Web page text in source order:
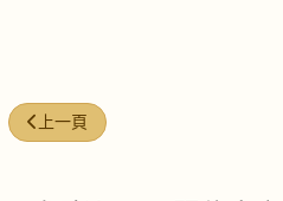
上一篇文章: 綠咖喱糊 (Green curry
上一頁